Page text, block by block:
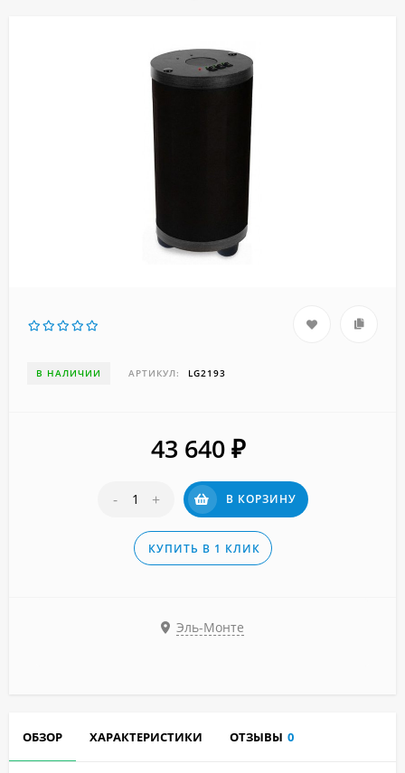
В НАЛИЧИИ АРТИКУЛ: LG2193
43 640 ₽
- + В КОРЗИНУ
КУПИТЬ В 1 КЛИК
Эль-Монте
ОБЗОР ХАРАКТЕРИСТИКИ ОТЗЫВЫ 0